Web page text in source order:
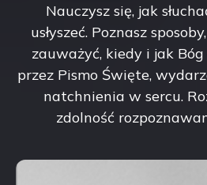
Nauczysz się, jak
usłyszeć. Poznasz
zauważyć, kiedy i jak
przez Pismo Święte,
natchnienia w sercu.
zdolność